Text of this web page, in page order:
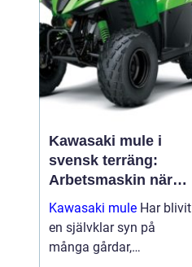
Kawasaki mule i
svensk terräng:
Arbetsmaskin när
det verkligen gäller
Kawasaki mule Har blivit
en självklar syn på
många gårdar,